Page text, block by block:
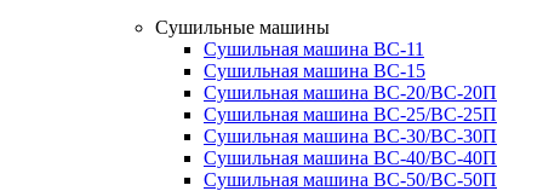
Сушильные машины
Сушильная машина ВС-11
Сушильная машина ВС-15
Сушильная машина ВС-20/ВС-20П
Сушильная машина ВС-25/ВС-25П
Сушильная машина ВС-30/ВС-30П
Сушильная машина ВС-40/ВС-40П
Сушильная машина ВС-50/ВС-50П